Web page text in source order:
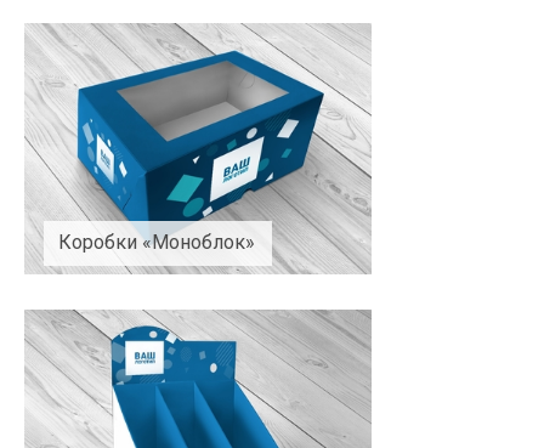
Коробки «Моноблок»